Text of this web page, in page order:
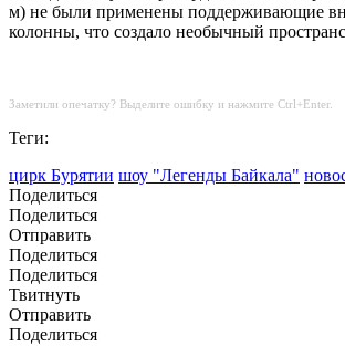
м) не были применены поддерживающие
колонны, что создало необычный
Заметили опечатку? Выделите ошибку и нажмите Ctrl+Enter.
Теги:
цирк Бурятии шоу "Легенды Байкала"
Поделиться
Поделиться
Отправить
Поделиться
Поделиться
Твитнуть
Отправить
Поделиться